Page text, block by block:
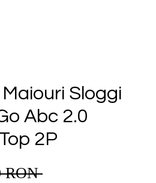
Sloggi
Abc 2.0
2P
RON Preț